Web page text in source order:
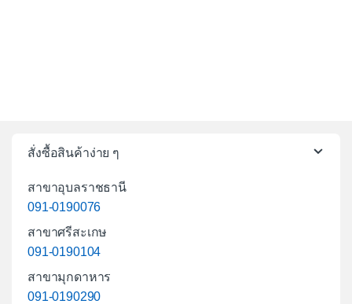
สั่งซื้อสินค้าง่าย ๆ
สาขาอุบลราชธานี
091-0190076
สาขาศรีสะเกษ
091-0190104
สาขามุกดาหาร
091-0190290